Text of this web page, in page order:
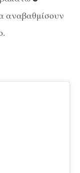
αναβαθμίσουν